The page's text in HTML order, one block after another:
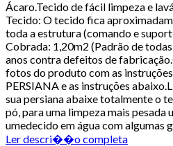
Ácaro.Tecido de fácil limpeza e
Tecido: O tecido fica
toda a estrutura (comando e
Cobrada: 1,20m2 (Padrão de
anos contra defeitos de
fotos do produto com as
PERSIANA e as instruções
sua persiana abaixe totalmente o
pó, para uma limpeza mais pesada
umedecido em água com algumas
Ler descri��o completa